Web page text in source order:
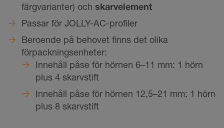
färgvarianter) och skarvelement
Passar för JOLLY-AC-profiler
Beroende på behovet finns det olika
förpackningsenheter:
Innehåll påse för hörnen 6–11 mm: 1 hörn
plus 4 skarvstift
Innehåll påse för hörnen 12,5–21 mm: 1 hörn
plus 8 skarvstift